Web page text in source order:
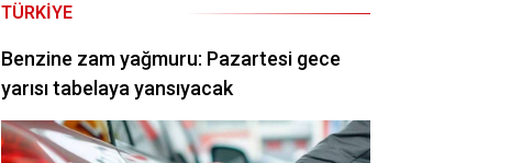
TÜRKIYE
Benzine zam yağmuru: Pazartesi gece
yarısı tabelaya yansıyacak